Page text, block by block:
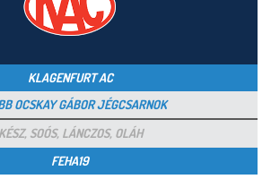
KLAGENFURT AC
OCSKAY GÁBOR JÉGCSARNOK
KÉSZ, SOÓS, LÁNCZOS, OLÁH
FEHA19